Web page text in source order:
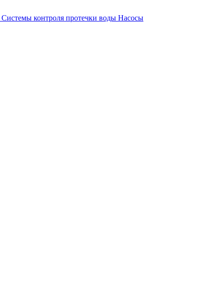
Системы контроля протечки воды Насосы